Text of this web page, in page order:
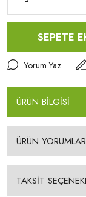
SEPETE
Yorum Yaz
ÜRÜN BİLGİSİ
ÜRÜN
TAKSİT